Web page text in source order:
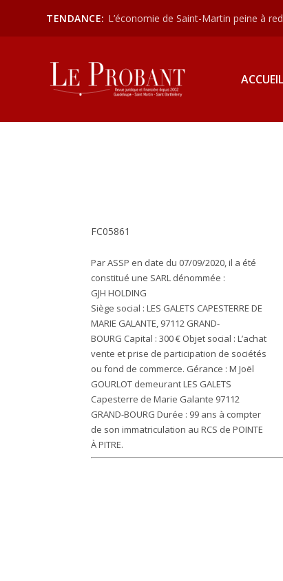
TENDANCE: L’économie de Saint-Martin peine à
ACCUEIL
FC05861
Par ASSP en date du 07/09/2020, il a été
constitué une SARL dénommée :
GJH HOLDING
Siège social : LES GALETS CAPESTERRE DE
MARIE GALANTE, 97112 GRAND-
BOURG Capital : 300 € Objet social : L’achat
vente et prise de participation de sociétés
ou fond de commerce. Gérance : M Joël
GOURLOT demeurant LES GALETS
Capesterre de Marie Galante 97112
GRAND-BOURG Durée : 99 ans à compter
de son immatriculation au RCS de POINTE
À PITRE.